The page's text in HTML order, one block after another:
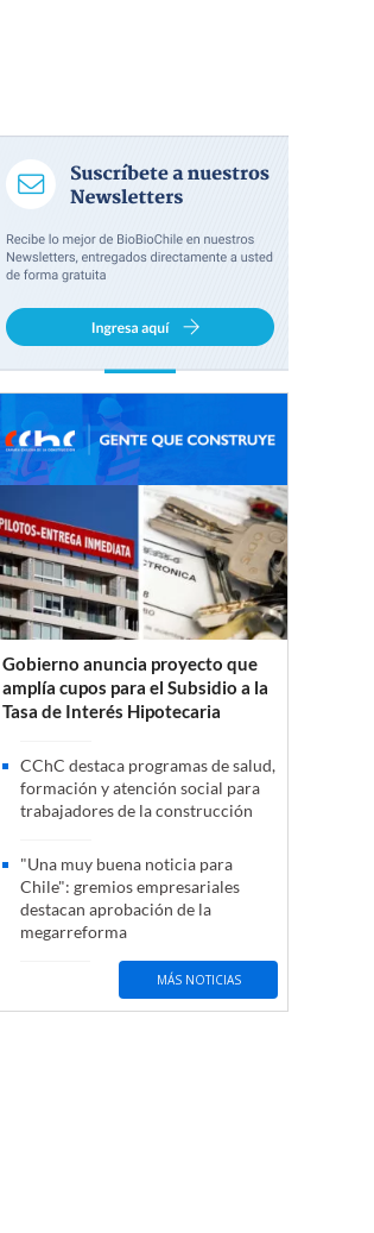
Gobierno anuncia proyecto que
amplía cupos para el Subsidio a la
Tasa de Interés Hipotecaria
CChC destaca programas de salud,
formación y atención social para
trabajadores de la construcción
"Una muy buena noticia para
Chile": gremios empresariales
destacan aprobación de la
megarreforma
MÁS NOTICIAS